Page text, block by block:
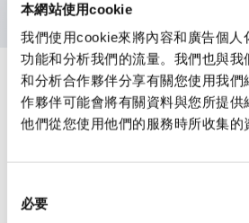
本網站使用cookie
我們使用cookie來將內容和廣告個人
功能和分析我們的流量。我們也與我
和分析合作夥伴分享有關您使用我們
作夥伴可能會將有關資料與您所提供
他們從您使用他們的服務時所收集的
必要
規格
審美規範